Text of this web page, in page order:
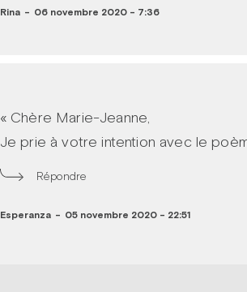
Rina - 06 novembre 2020 - 7:36
« Chère Marie-Jeanne,
Je prie à votre intention avec le
Répondre
Esperanza - 05 novembre 2020 - 22:51